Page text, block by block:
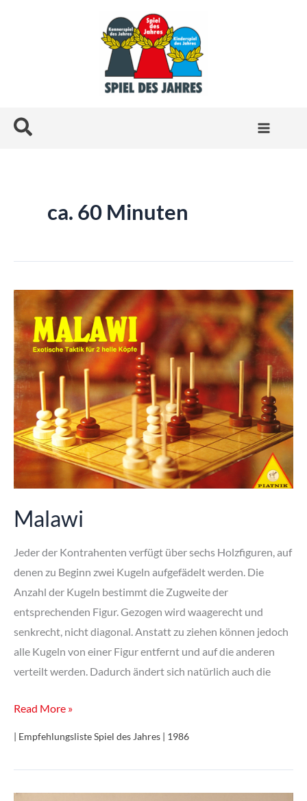
Suchen
ca. 60 Minuten
Malawi
Jeder der Kontrahenten verfügt über sechs Holzfiguren, auf
denen zu Beginn zwei Kugeln aufgefädelt werden. Die
Anzahl der Kugeln bestimmt die Zugweite der
entsprechenden Figur. Gezogen wird waagerecht und
senkrecht, nicht diagonal. Anstatt zu ziehen können jedoch
alle Kugeln von einer Figur entfernt und auf die anderen
verteilt werden. Dadurch ändert sich natürlich auch die
Malawi
Read More »
| Empfehlungsliste Spiel des Jahres | 1986